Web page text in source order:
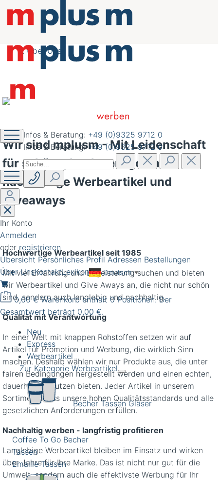
Infos & Beratung: +49 (0)9325 9712 0
Infos & Beratung:+49 (0)9325 9712 0
Ihr Konto
Anmelden
oder registrieren
Übersicht Persönliches Profil Adressen Bestellungen
Über UnsKontaktLexikon Deutsch ▼
0,00 €Warenkorb enthält 0 Positionen. Der
Gesamtwert beträgt 0,00 €.
Neu
Express
Werbeartikel
Zur Kategorie Werbeartikel
Becher Tassen Gläser
Coffee To Go Becher
Tassen
Emaille Tassen
nachhaltig schöner werben
Über Uns
Wir sind mplusm - Mit Leidenschaft
für schöne, hochwertige und
nachhaltige Werbeartikel und
Giveaways
Hochwertige Werbeartikel seit 1985
Mit viel Erfahrung und Begeisterung suchen und bieten
wir Werbeartikel und Give Aways an, die nicht nur schön
sind, sondern auch langlebig und nachhaltig.
Qualität mit Verantwortung
In einer Welt mit knappen Rohstoffen setzen wir auf
Artikel für Promotion und Werbung, die wirklich Sinn
machen. Deshalb wählen wir nur Produkte aus, die unter
fairen Bedingungen hergestellt werden und einen echten,
dauerhaften Nutzen bieten. Jeder Artikel in unserem
Sortiment muss unsere hohen Qualitätsstandards und alle
gesetzlichen Anforderungen erfüllen.
Nachhaltig werben - langfristig profitieren
Langlebige Werbeartikel bleiben im Einsatz und wirken
über Jahre für Ihre Marke. Das ist nicht nur gut für die
Umwelt, sondern auch die effektivste Werbung für Ihr